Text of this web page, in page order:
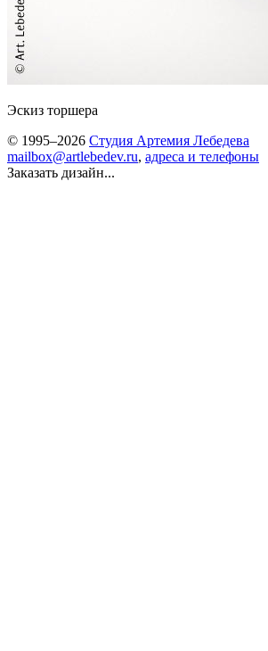
Эскиз торшера
© 1995–2026 Студия Артемия Лебедева
mailbox@artlebedev.ru, адреса и телефоны
Заказать дизайн...